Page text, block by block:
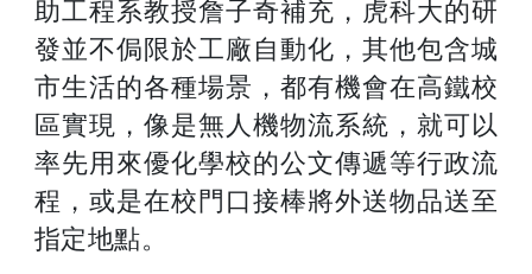
助工程系教授詹子奇補充，虎科大的研
發並不侷限於工廠自動化，其他包含城
市生活的各種場景，都有機會在高鐵校
區實現，像是無人機物流系統，就可以
率先用來優化學校的公文傳遞等行政流
程，或是在校門口接棒將外送物品送至
指定地點。